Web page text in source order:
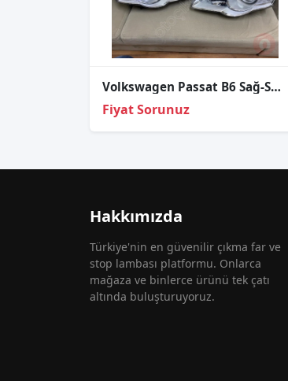
Volkswagen Passat B6 Sağ-Sol Far Halojen 2005-2009 SIFIR
Fiyat Sorunuz
Hakkımızda
Türkiye'nin en güvenilir çıkma far ve
stop lambası platformu. Onlarca
mağaza ve binlerce ürünü tek çatı
altında buluşturuyoruz.